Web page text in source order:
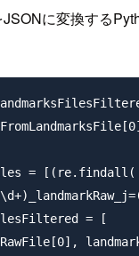
に変換する
= [(re.findall(
= [